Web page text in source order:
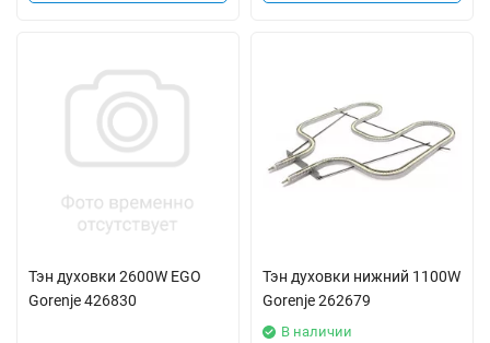
Тэн духовки 2600W EGO
Gorenje 426830
Тэн духовки нижний 1100W
Gorenje 262679
В наличии